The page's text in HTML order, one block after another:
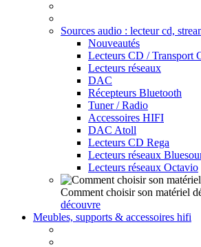
Sources audio : lecteur cd,
Nouveautés
Lecteurs CD / Transport
Lecteurs réseaux
DAC
Récepteurs Bluetooth
Tuner / Radio
Accessoires HIFI
DAC Atoll
Lecteurs CD Rega
Lecteurs réseaux
Lecteurs réseaux Octavio
Comment choisir son matériel
découvre
Meubles, supports & accessoires hifi